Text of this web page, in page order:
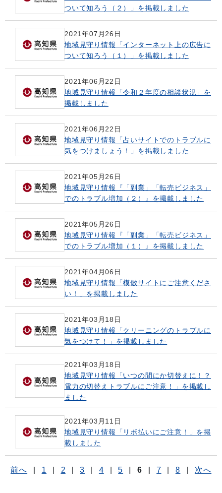
ついて知ろう（２）」を掲載しました
2021年07月26日
地域見守り情報「インターネット上の広告に
ついて知ろう（１）」を掲載しました
2021年06月22日
地域見守り情報「令和２年度の相談状況」を
掲載しました
2021年06月22日
地域見守り情報「占いサイトでのトラブルに
気をつけましょう！」を掲載しました
2021年05月26日
地域見守り情報『「副業」「転売ビジネス」
でのトラブル増加（２）』を掲載しました
2021年05月26日
地域見守り情報『「副業」「転売ビジネス」
でのトラブル増加（１）』を掲載しました
2021年04月06日
地域見守り情報「模倣サイトにご注意くださ
い！」を掲載しました
2021年03月18日
地域見守り情報「クリーニングのトラブルに
気をつけて！」を掲載しました
2021年03月18日
地域見守り情報「いつの間にか切替えに！？
電力の切替えトラブルにご注意！」を掲載し
ました
2021年03月11日
地域見守り情報「リボ払いにご注意！」を掲
載しました
前へ 1 2 3 4 5 6 7 8 次へ